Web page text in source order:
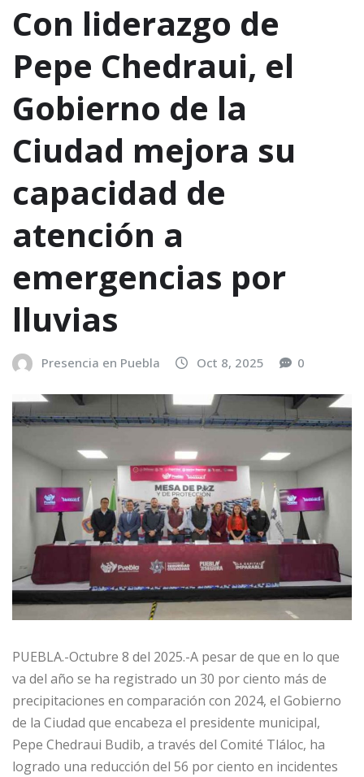
Con liderazgo de
Pepe Chedraui, el
Gobierno de la
Ciudad mejora su
capacidad de
atención a
emergencias por
lluvias
Presencia en Puebla Oct 8, 2025 0
PUEBLA.-Octubre 8 del 2025.-A pesar de que en lo que
va del año se ha registrado un 30 por ciento más de
precipitaciones en comparación con 2024, el Gobierno
de la Ciudad que encabeza el presidente municipal,
Pepe Chedraui Budib, a través del Comité Tláloc, ha
logrado una reducción del 56 por ciento en incidentes